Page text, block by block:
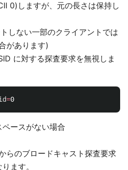
0)しますが、元の長さは保持し
しない一部のクライアントでは
があります)
に対する探査要求を無視しま
=
ースがない場合
らのブロードキャスト探査要求
ます。